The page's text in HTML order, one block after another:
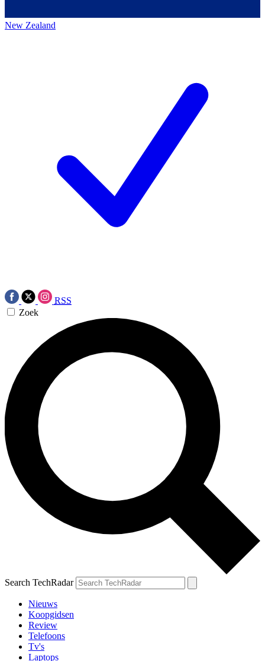
New Zealand
RSS
Zoek
Search TechRadar
Nieuws
Koopgidsen
Review
Telefoons
Tv's
Laptops